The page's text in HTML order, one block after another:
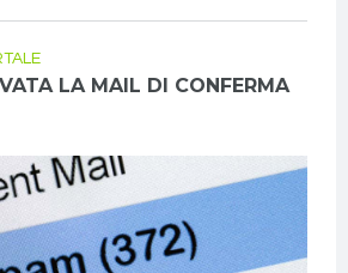
LA MAIL DI CONFERMA